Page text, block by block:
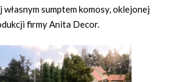
sumptem komosy, oklejonej
firmy Anita Decor.